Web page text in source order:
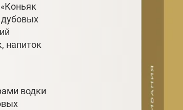
дубовых
напиток
водки